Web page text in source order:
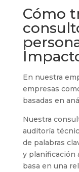
Cómo
En nuestra
empresas
basadas en
Nuestra
auditoría
de palabras
y planificación
basa en una